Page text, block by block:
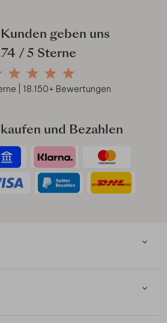
geben uns
/ 5 Sterne
| 18.150+ Bewertungen
und Bezahlen